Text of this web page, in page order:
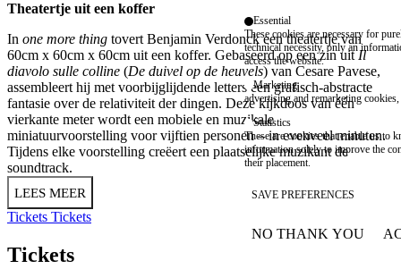
Theatertje uit een koffer
In one more thing tovert Benjamin Verdonck een theatertje van
60cm x 60cm x 60cm uit een koffer. Gebaseerd op een zin uitIl
diavolo sulle colline (De duivel op de heuvels) van Cesare Pavese,
assembleert hij met voorbijglijdende letters een grafisch-abstracte
fantasie over de relativiteit der dingen. Deze kijkdoos van één
vierkante meter wordt een mobiele en muzikale
miniatuurvoorstelling voor vijftien personen – in evenveel minuten.
Tijdens elke voorstelling creëert een plaatselijke muzikant de
soundtrack.
LEES MEER
Tickets Tickets
Tickets
Essential
These cookies are necessary for
technical necessity, only an
access the website.
Marketing
advertising and remarketing cookies,
Statistics
These are cookies that enable us to
information solely to improve the
their placement.
SAVE PREFERENCES
NO THANK YOU
WITHDRAW